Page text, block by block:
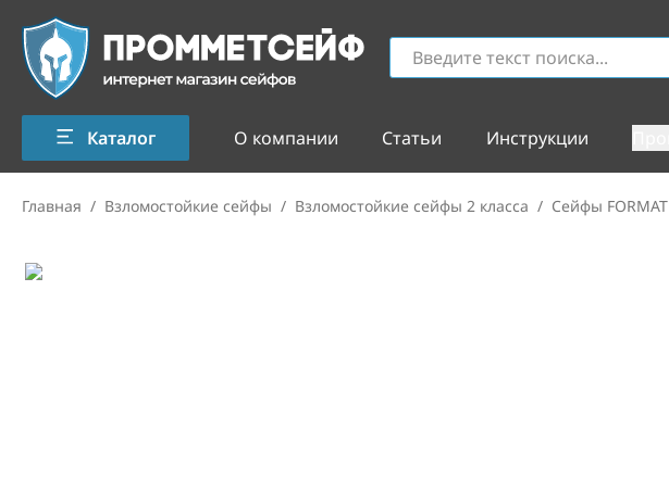
Каталог О компании Статьи Инструкции
Главная / Взломостойкие сейфы / Взломостойкие сейфы 2 класса / Сейфы FORMAT